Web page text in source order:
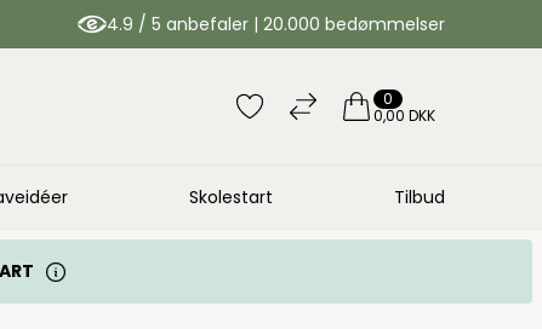
4.9 / 5 anbefaler | 20.000 bedømmelser
0
0,00 DKK
Skolestart Tilbud